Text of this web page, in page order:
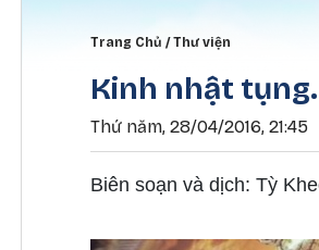
Breadcrumb
Trang Chủ Thư viện
Kinh nhật tụng.
Thứ năm, 28/04/2016, 21:45
Biên soạn và dịch: Tỳ